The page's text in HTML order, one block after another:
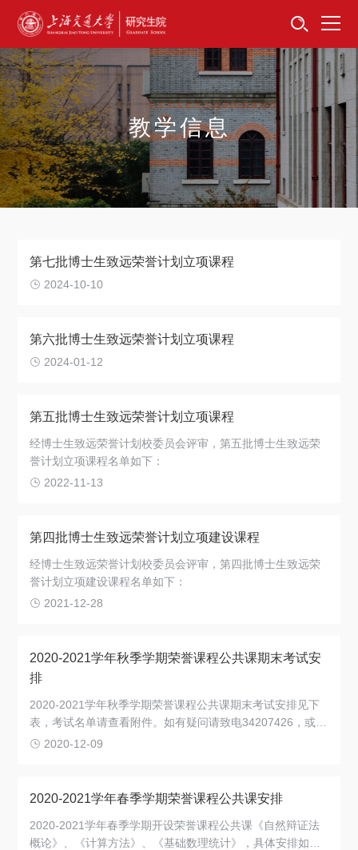
首页
资讯公告
招生工作
培养服务
学位学科
专项工作
关于我们
选择身份
信息系统
教学信息
第七批博士生致远荣誉计划立项课程
2024-10-10
第六批博士生致远荣誉计划立项课程
2024-01-12
第五批博士生致远荣誉计划立项课程
经博士生致远荣誉计划校委员会评审，第五批博士生致远荣
誉计划立项课程名单如下：
2022-11-13
第四批博士生致远荣誉计划立项建设课程
经博士生致远荣誉计划校委员会评审，第四批博士生致远荣
誉计划立项建设课程名单如下：
2021-12-28
2020-2021学年秋季学期荣誉课程公共课期末考试安
排
2020-2021学年秋季学期荣誉课程公共课期末考试安排见下
表，考试名单请查看附件。如有疑问请致电34207426，或至
陈瑞球楼330室咨询。
2020-12-09
2020-2021学年春季学期荣誉课程公共课安排
2020-2021学年春季学期开设荣誉课程公共课《自然辩证法
概论》、《计算方法》、《基础数理统计》，具体安排如